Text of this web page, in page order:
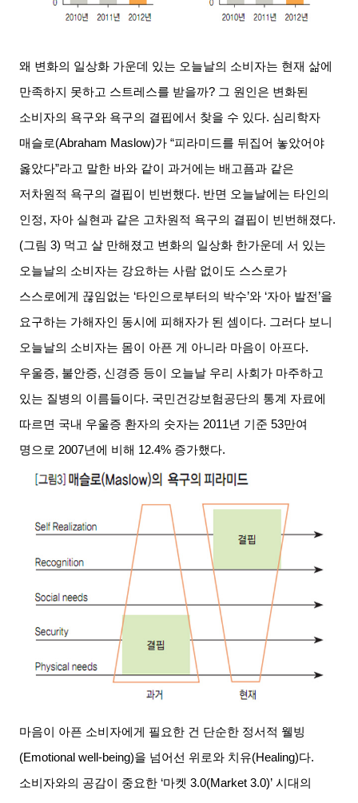
왜 변화의 일상화 가운데 있는 오늘날의 소비자는 현재 삶에
만족하지 못하고 스트레스를 받을까? 그 원인은 변화된
소비자의 욕구와 욕구의 결핍에서 찾을 수 있다. 심리학자
매슬로(Abraham Maslow)가 “피라미드를 뒤집어 놓았어야
옳았다”라고 말한 바와 같이 과거에는 배고픔과 같은
저차원적 욕구의 결핍이 빈번했다. 반면 오늘날에는 타인의
인정, 자아 실현과 같은 고차원적 욕구의 결핍이 빈번해졌다.
(그림 3) 먹고 살 만해졌고 변화의 일상화 한가운데 서 있는
오늘날의 소비자는 강요하는 사람 없이도 스스로가
스스로에게 끊임없는 ‘타인으로부터의 박수’와 ‘자아 발전 ’을
요구하는 가해자인 동시에 피해자가 된 셈이다. 그러다 보니
오늘날의 소비자는 몸이 아픈 게 아니라 마음이 아프다.
우울증, 불안증, 신경증 등이 오늘날 우리 사회가 마주하고
있는 질병의 이름들이다. 국민건강보험공단의 통계 자료에
따르면 국내 우울증 환자의 숫자는 2011년 기준 53만여
명으로 2007년에 비해 12.4% 증가했다.
마음이 아픈 소비자에게 필요한 건 단순한 정서적 웰빙
(Emotional well-being)을 넘어선 위로와 치유(Healing)다.
소비자와의 공감이 중요한 ‘마켓 3.0(Market 3.0)’시대의